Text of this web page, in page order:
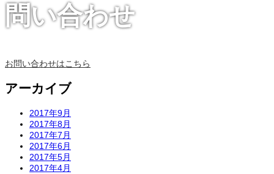
問い合わせ
お問い合わせはこちら
アーカイブ
2017年9月
2017年8月
2017年7月
2017年6月
2017年5月
2017年4月